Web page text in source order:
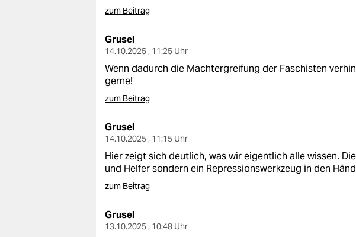
zum Beitrag
Grusel
14.10.2025 , 11:25 Uhr
Wenn dadurch die Machtergreifung der Faschisten
gerne!
zum Beitrag
Grusel
14.10.2025 , 11:15 Uhr
Hier zeigt sich deutlich, was wir eigentlich alle wissen.
und Helfer sondern ein Repressionswerkzeug in den
zum Beitrag
Grusel
13.10.2025 , 10:48 Uhr